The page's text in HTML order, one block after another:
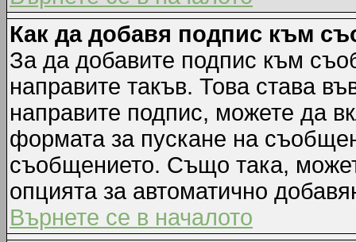
Как да добавя подпис към
За да добавите подпис към
направите такъв. Това става
направите подпис, можете да
формата за пускане на
съобщението. Също така,
опцията за автоматично
Върнете се в началото